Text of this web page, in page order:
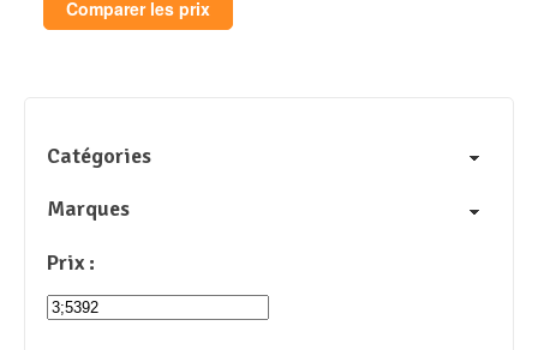
Comparer les prix
Catégories
Marques
Prix :